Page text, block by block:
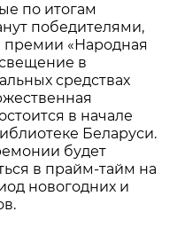
по итогам
победителями,
«Народная
в
средствах
в начале
Беларуси.
будет
в прайм-тайм на
новогодних и